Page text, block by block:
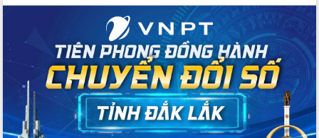
Thống nhất danh sách giới thiệu ứng
cử đại biểu Quốc hội khoá XVI và đại
biểu HĐND tỉnh Đắk Lắk, nhiệm kỳ
2026-2031
Phát động hai phong trào thi đua quan
trọng trong kỷ nguyên mới
Hội nghị lần thứ tư Ban Chỉ đạo công